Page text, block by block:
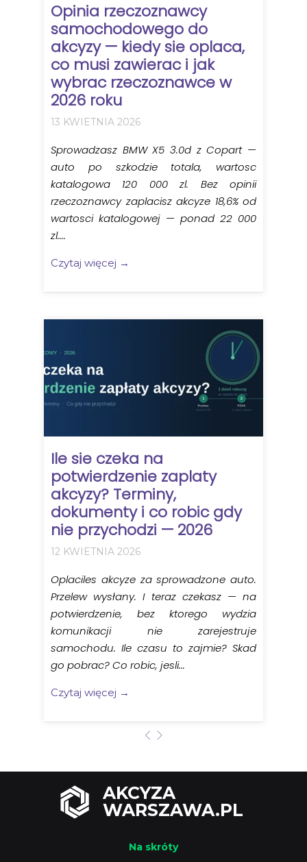
AKCYZA
WARSZAWA.PL
Na skróty
Opinia rzeczoznawcy
samochodowego do
akcyzy — kiedy sie oplaca,
co musi zawierac i jak
wybrac rzeczoznawce w
2026 roku
13 KWIETNIA 2026
Sprowadzasz BMW X5 3.0d z Copart —
auto po szkodzie totala, wartosc
katalogowa 120 000 zl. Bez opinii
rzeczoznawcy zaplacisz akcyze 18,6% od
wartosci katalogowej — ponad 22 000
zl....
Czytaj więcej →
Ile sie czeka na
potwierdzenie zaplaty
akcyzy? Terminy,
dokumenty i co robic gdy
nie przychodzi — 2026
12 KWIETNIA 2026
Oplaciles akcyze za sprowadzone auto.
Przelew wysłany. I teraz czekasz — na
potwierdzenie, bez ktorego wydzia
komunikacji nie zarejestruje
samochodu. Ile czasu to zajmie? Skad
go pobrac? Co robic, jesli...
Czytaj więcej →